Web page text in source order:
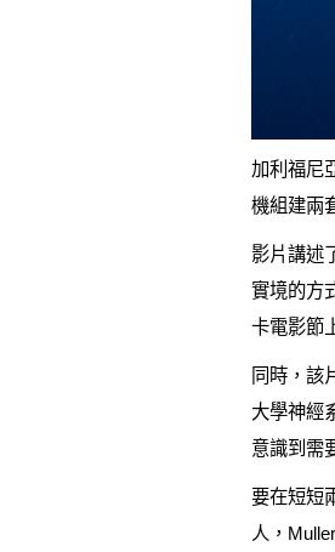
加利福尼
機組建兩
影片講述
實境的方
卡電影節
同時，該
大學神經
意識到需
要在短短
人，